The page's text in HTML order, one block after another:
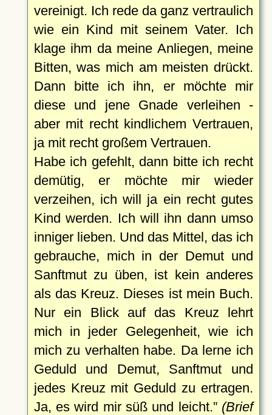
vereinigt. Ich rede da ganz vertraulich
wie ein Kind mit seinem Vater. Ich
klage ihm da meine Anliegen, meine
Bitten, was mich am meisten drückt.
Dann bitte ich ihn, er möchte mir
diese und jene Gnade verleihen -
aber mit recht kindlichem Vertrauen,
ja mit recht großem Vertrauen.
Habe ich gefehlt, dann bitte ich recht
demütig, er möchte mir wieder
verzeihen, ich will ja ein recht gutes
Kind werden. Ich will ihn dann umso
inniger lieben. Und das Mittel, das ich
gebrauche, mich in der Demut und
Sanftmut zu üben, ist kein anderes
als das Kreuz. Dieses ist mein Buch.
Nur ein Blick auf das Kreuz lehrt
mich in jeder Gelegenheit, wie ich
mich zu verhalten habe. Da lerne ich
Geduld und Demut, Sanftmut und
jedes Kreuz mit Geduld zu ertragen.
Ja, es wird mir süß und leicht.
(Brief